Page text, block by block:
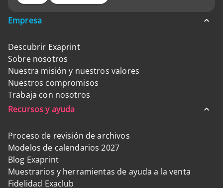
Empresa
Descubrir Exaprint
Sobre nosotros
Nuestra misión y nuestros valores
Nuestros compromisos
Trabaja con nosotros
Recursos y ayuda
Proceso de revisión de archivos
Modelos de calendarios 2027
Blog Exaprint
Muestrarios y herramientas de ayuda a la venta
Fidelidad Exaclub